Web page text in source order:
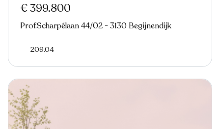
€ 399.800
Prof.Scharpélaan 44/02 - 3130 Begijnendijk
209.04